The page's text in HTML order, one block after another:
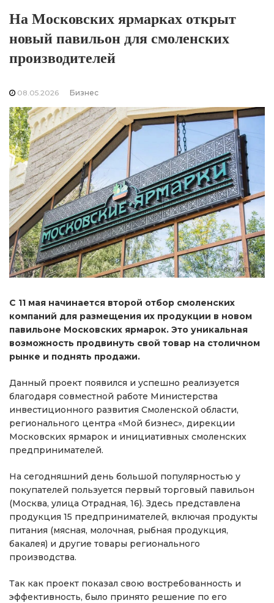
На Московских ярмарках открыт
новый павильон для смоленских
производителей
08.05.2026 Бизнес
С 11 мая начинается второй отбор смоленских
компаний для размещения их продукции в новом
павильоне Московских ярмарок. Это уникальная
возможность продвинуть свой товар на столичном
рынке и поднять продажи.
Данный проект появился и успешно реализуется
благодаря совместной работе Министерства
инвестиционного развития Смоленской области,
регионального центра «Мой бизнес», дирекции
Московских ярмарок и инициативных смоленских
предпринимателей.
На сегодняшний день большой популярностью у
покупателей пользуется первый торговый павильон
(Москва, улица Отрадная, 16). Здесь представлена
продукция 15 предпринимателей, включая продукты
питания (мясная, молочная, рыбная продукция,
бакалея) и другие товары регионального
производства.
Так как проект показал свою востребованность и
эффективность, было принято решение по его